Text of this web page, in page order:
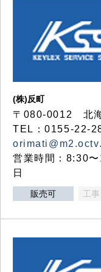
(株)反町
〒080-0012 北
TEL：0155-22-
営業時間：8:30
日
販売可 工